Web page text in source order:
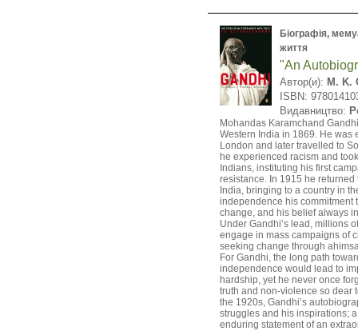
Біографія,
життя
"An
Автор(и): M. K.
ISBN:
Видавництво:
Mohandas Karamchand
Western India in 1869. He was
London and later travelled to
he experienced racism and
Indians, instituting his first
resistance. In 1915 he
India, bringing to a country in
independence his commitment
change, and his belief always
Under Gandhi’s lead, millions
engage in mass campaigns of
seeking change through
For Gandhi, the long path
independence would lead to
hardship, yet he never once
truth and non-violence so dear
the 1920s, Gandhi’s
struggles and his inspirations;
enduring statement of an